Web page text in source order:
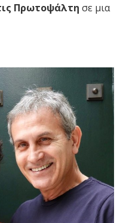
Πρωτοψάλτη σε μια